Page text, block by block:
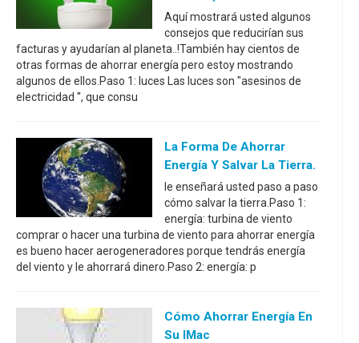
Aquí mostrará usted algunos
consejos que reducirían sus
facturas y ayudarían al planeta..!También hay cientos de
otras formas de ahorrar energía pero estoy mostrando
algunos de ellos.Paso 1: luces Las luces son "asesinos de
electricidad '', que consu
La Forma De Ahorrar
Energía Y Salvar La Tierra.
le enseñará usted paso a paso
cómo salvar la tierra.Paso 1:
energía: turbina de viento
comprar o hacer una turbina de viento para ahorrar energía
es bueno hacer aerogeneradores porque tendrás energía
del viento y le ahorrará dinero.Paso 2: energía: p
Cómo Ahorrar Energía En
Su IMac